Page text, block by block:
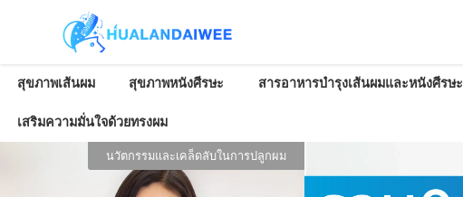
สุขภาพเส้นผม สุขภาพหนังศีรษะ สารอาหารบำรุงเส้นผมและหนังศีรษะ
เสริมความมั่นใจด้วยทรงผม
นวัตกรรมและเคล็ดลับในการปลูกผม